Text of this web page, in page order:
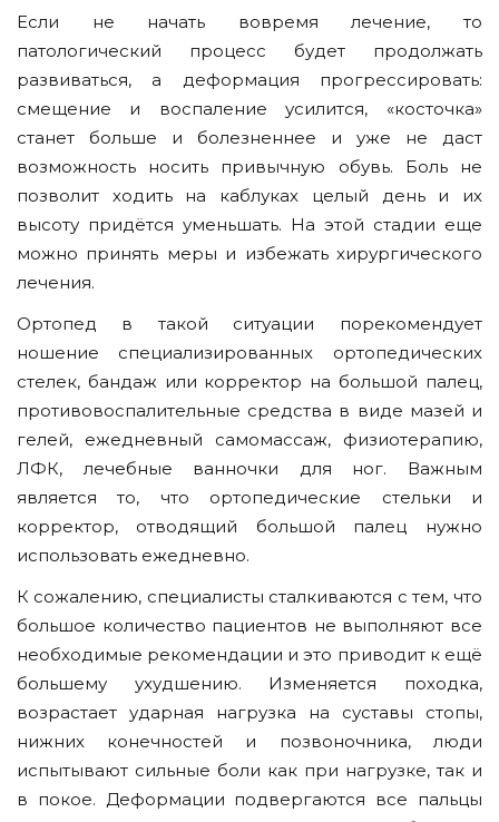
Если не начать вовремя лечение, то
патологический процесс будет продолжать
развиваться, а деформация прогрессировать:
смещение и воспаление усилится, «косточка»
станет больше и болезненнее и уже не даст
возможность носить привычную обувь. Боль не
позволит ходить на каблуках целый день и их
высоту придётся уменьшать. На этой стадии еще
можно принять меры и избежать хирургического
лечения.
Ортопед в такой ситуации порекомендует
ношение специализированных ортопедических
стелек, бандаж или корректор на большой палец,
противовоспалительные средства в виде мазей и
гелей, ежедневный самомассаж, физиотерапию,
ЛФК, лечебные ванночки для ног. Важным
является то, что ортопедические стельки и
корректор, отводящий большой палец нужно
использовать ежедневно.
К сожалению, специалисты сталкиваются с тем, что
большое количество пациентов не выполняют все
необходимые рекомендации и это приводит к ещё
большему ухудшению. Изменяется походка,
возрастает ударная нагрузка на суставы стопы,
нижних конечностей и позвоночника, люди
испытывают сильные боли как при нагрузке, так и
в покое. Деформации подвергаются все пальцы